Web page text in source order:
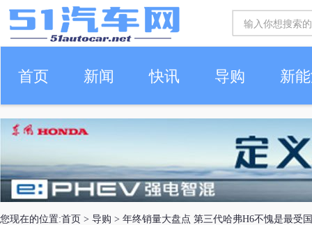
首页 新闻 快讯 导购 新
车生活
您现在的位置:首页 > 导购 > 年终销量大盘点 第三代哈弗H6不愧是最受